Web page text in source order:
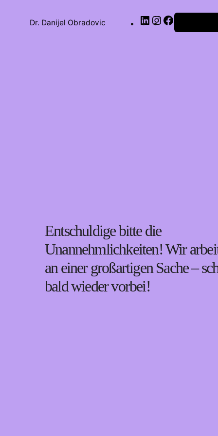
Dr. Danijel Obradovic
Entschuldige bitte die
Unannehmlichkeiten! Wir
an einer großartigen Sache –
bald wieder vorbei!